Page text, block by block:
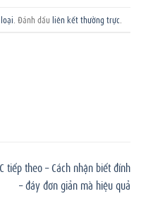
. Đánh dấu liên kết thường trực
tiếp theo – Cách nhận biết đỉnh
– đáy đơn giản mà hiệu quả